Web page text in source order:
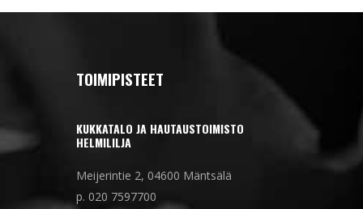
TOIMIPISTEET
KUKKATALO JA HAUTAUSTOIMISTO
HELMILILJA
Meijerintie 2, 04600 Mäntsälä
p. 020 7597700